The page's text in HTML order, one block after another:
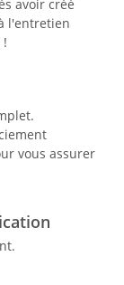
avoir créé
l'entretien
vous assurer